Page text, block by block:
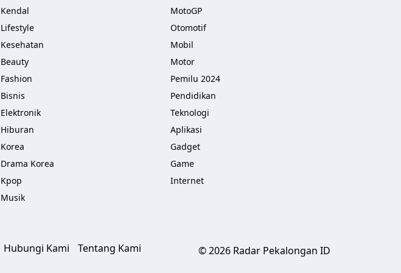
Kendal
Lifestyle
Kesehatan
Beauty
Fashion
Bisnis
Elektronik
Hiburan
Korea
Drama Korea
Kpop
Musik
MotoGP
Otomotif
Mobil
Motor
Pemilu 2024
Pendidikan
Teknologi
Aplikasi
Gadget
Game
Internet
Hubungi Kami Tentang Kami © 2026 Radar Pekalongan ID